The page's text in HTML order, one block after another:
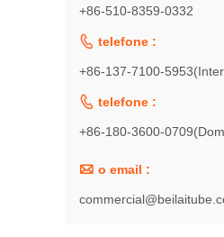
+86-510-8359-0332
 telefone :
+86-137-7100-
 telefone :
+86-180-3600-
 o email :